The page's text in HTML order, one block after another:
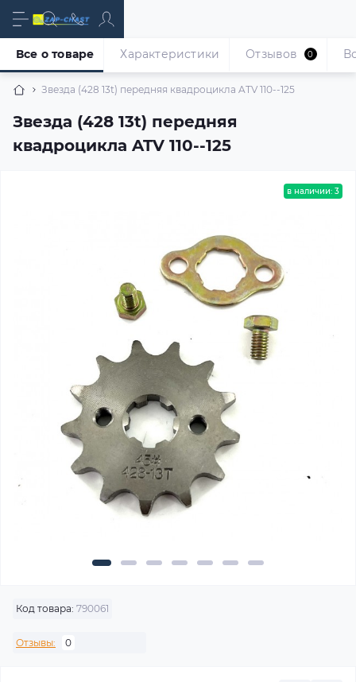
Звезда (428 13t) передняя квадроцикла ATV 110--125
Звезда (428 13t) передняя
квадроцикла ATV 110--125
Все о товаре Характеристики Отзывов 0
в наличии: 3
Код товара: 790061
Отзывы: 0